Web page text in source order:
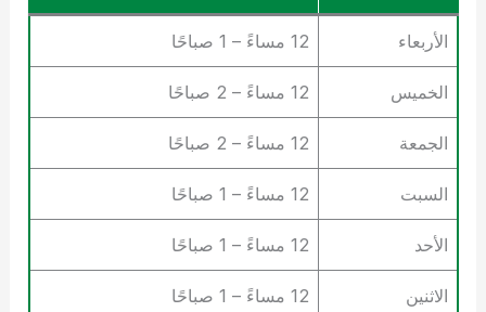
الأربعاء 12 مساءً – 1 صباحًا
الخميس 12 مساءً – 2 صباحًا
الجمعة 12 مساءً – 2 صباحًا
السبت 12 مساءً – 1 صباحًا
الأحد 12 مساءً – 1 صباحًا
الاثنين 12 مساءً – 1 صباحًا